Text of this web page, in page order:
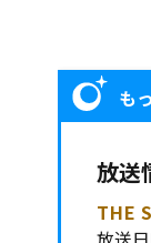
も
放送
THE